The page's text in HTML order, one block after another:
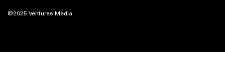
©2025 Ventures Media